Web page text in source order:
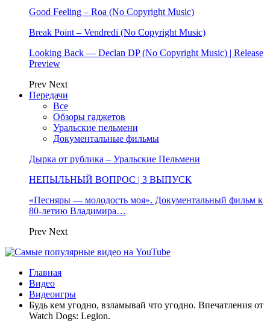
Good Feeling – Roa (No Copyright Music)
Break Point – Vendredi (No Copyright Music)
Looking Back — Declan DP (No Copyright Music) | Release
Preview
Prev Next
Передачи
Все
Обзоры гаджетов
Уральские пельмени
Документальные фильмы
Дырка от рублика – Уральские Пельмени
НЕПЫЛЬНЫЙ ВОПРОС | 3 ВЫПУСК
«Песняры — молодость моя». Документальный фильм к
80-летию Владимира…
Prev Next
Главная
Видео
Видеоигры
Будь кем угодно, взламывай что угодно. Впечатления от
Watch Dogs: Legion.